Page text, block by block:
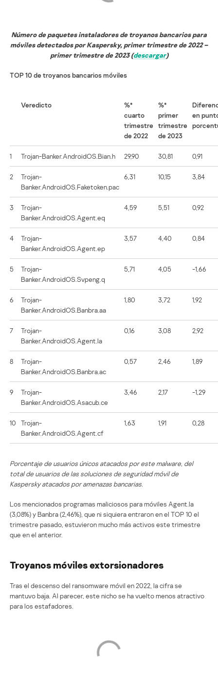
Número de paquetes instaladores de troyanos bancarios para
móviles detectados por Kaspersky, primer trimestre de 2022 –
primer trimestre de 2023 (descargar)
ТОР 10 de troyanos bancarios móviles
Veredicto
%*
cuarto
trimestre
de 2022
%*
primer
trimestre
de 2023
en
1 Trojan-Banker.AndroidOS.Bian.h 29,90 30,81 0,91
2
Trojan-
Banker.AndroidOS.Faketoken.pac
6,31 10,15 3,84
3
Trojan-
Banker.AndroidOS.Agent.eq
4,59 5,51 0,92
4
Trojan-
Banker.AndroidOS.Agent.ep
3,57 4,40 0,84
5
Trojan-
Banker.AndroidOS.Svpeng.q
5,71 4,05 -1,66
6
Trojan-
Banker.AndroidOS.Banbra.aa
1,80 3,72 1,92
7
Trojan-
Banker.AndroidOS.Agent.la
0,16 3,08 2,92
8
Trojan-
Banker.AndroidOS.Banbra.ac
0,57 2,46 1,89
9
Trojan-
Banker.AndroidOS.Asacub.ce
3,46 2,17 -1,29
10
Trojan-
Banker.AndroidOS.Agent.cf
1,63 1,91 0,28
Porcentaje de usuarios únicos atacados por este malware, del
total de usuarios de las soluciones de seguridad móvil de
Kaspersky atacados por amenazas bancarias.
Los mencionados programas maliciosos para móviles Agent.la
(3,08%) y Banbra (2,46%), que ni siquiera entraron en el TOP 10 el
trimestre pasado, estuvieron mucho más activos este trimestre
que en el anterior.
Troyanos móviles extorsionadores
Tras el descenso del ransomware móvil en 2022, la cifra se
mantuvo baja. Al parecer, este nicho se ha vuelto menos atractivo
para los estafadores.